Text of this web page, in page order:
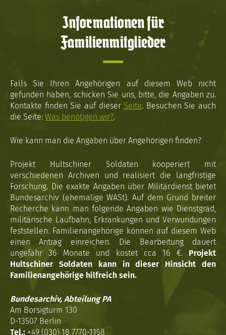
Informationen für
Familienmitglieder
Falls Sie Ihren Angehörigen auf diesem Web nicht
gefunden haben, schicken Sie uns, bitte, die Angaben zu.
Kontakte finden Sie auf dieser Seite. Besuchen Sie auch
die Seite: Was benötigen wir?.
Wie kann man die Angaben über Angehörigen finden?
Projekt Hultschiner Soldaten kooperiert mit
verschiedenen Archiven und realisiert die langfristige
Forschung. Die exakte Angaben über Militärdienst bietet
Bundesarchiv (ehemalige WASt). Auf dem Grund breiter
Recherche kann man folgende Angaben wie Dienstgrad,
militärische Laufbahn, Erkrankungen und Verwundungen
feststellen. Familienangehörige können auf diesem Web
einen Antrag einreichen. Die Bearbeitung dauert
ungefähr 36 Monate und kostet cca 16 €. Projekt
Hultschiner Soldaten kann in dieser Hinsicht den
Familienangehörige hilfreich sein.
Bundesarchiv, Abteilung PA
Am Borsigturm 130
D-13507 Berlin
Tel.: +49 (030) 18 7770-1158